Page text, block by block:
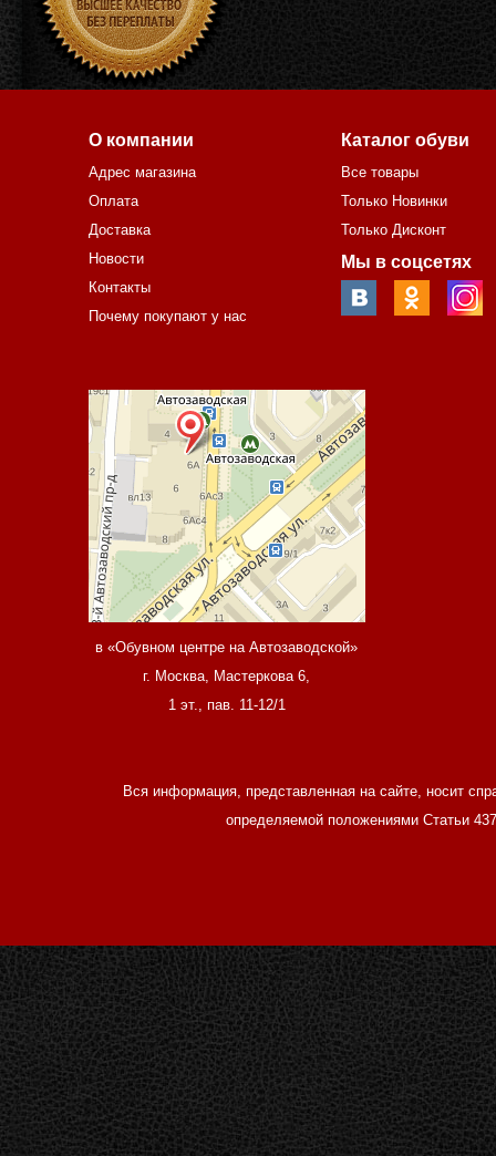
О компании
Адрес магазина
Оплата
Доставка
Новости
Контакты
Почему покупают у нас
Каталог обуви
Все товары
Только Новинки
Только Дисконт
Мы в соцсетях
в «Обувном центре на Автозаводской»
г. Москва, Мастеркова 6,
1 эт., пав. 11-12/1
Вся информация, представленная на сайте, носит
определяемой положениями Статьи